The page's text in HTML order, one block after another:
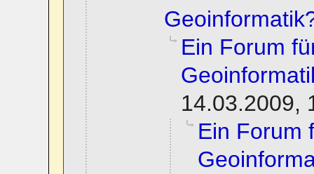
Ein Forum
14.03.2009,
Ein Forum